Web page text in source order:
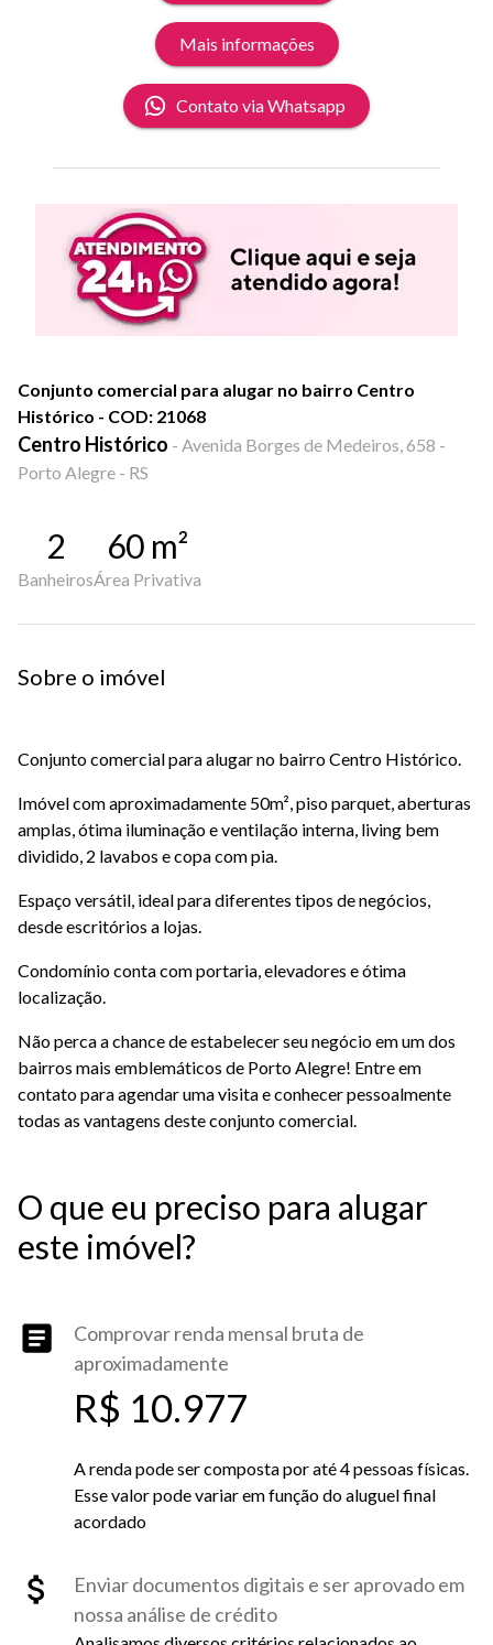
Mais informações
Contato via Whatsapp
Conjunto comercial para alugar no bairro Centro
Histórico - COD: 21068
Centro Histórico - Avenida Borges de Medeiros, 658 -
Porto Alegre - RS
2
Banheiros
60 m²
Área Privativa
Sobre o imóvel
Conjunto comercial para alugar no bairro Centro Histórico.
Imóvel com aproximadamente 50m², piso parquet, aberturas
amplas, ótima iluminação e ventilação interna, living bem
dividido, 2 lavabos e copa com pia.
Espaço versátil, ideal para diferentes tipos de negócios,
desde escritórios a lojas.
Condomínio conta com portaria, elevadores e ótima
localização.
Não perca a chance de estabelecer seu negócio em um dos
bairros mais emblemáticos de Porto Alegre! Entre em
contato para agendar uma visita e conhecer pessoalmente
todas as vantagens deste conjunto comercial.
O que eu preciso para alugar
este imóvel?
Comprovar renda mensal bruta de
aproximadamente
R$ 10.977
A renda pode ser composta por até 4 pessoas físicas.
Esse valor pode variar em função do aluguel final
acordado
Enviar documentos digitais e ser aprovado em
nossa análise de crédito